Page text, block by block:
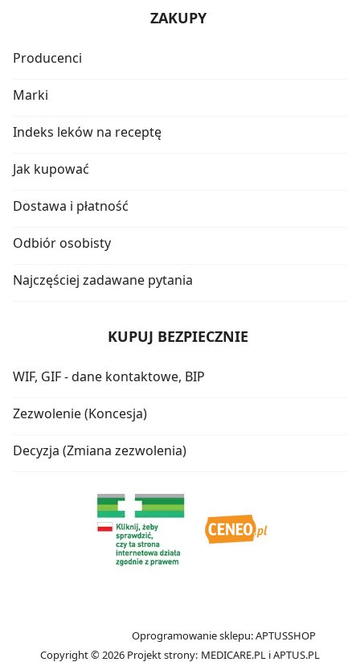
ZAKUPY
Producenci
Marki
Indeks leków na receptę
Jak kupować
Dostawa i płatność
Odbiór osobisty
Najczęściej zadawane pytania
KUPUJ BEZPIECZNIE
WIF, GIF - dane kontaktowe, BIP
Zezwolenie (Koncesja)
Decyzja (Zmiana zezwolenia)
Copyright © 2026
Oprogramowanie sklepu:APTUSSHOP
Projekt strony: MEDICARE.PL iAPTUS.PL